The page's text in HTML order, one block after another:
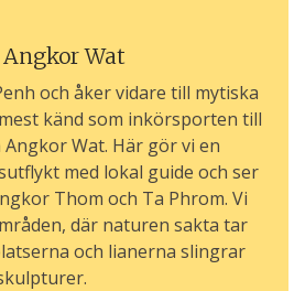
Wat
och åker vidare till mytiska
känd som inkörsporten till
Wat. Här gör vi en
med lokal guide och ser
Thom och Ta Phrom. Vi
där naturen sakta tar
och lianerna slingrar